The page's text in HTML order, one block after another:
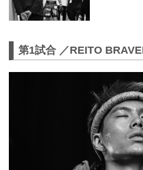
第1試合 ／REITO